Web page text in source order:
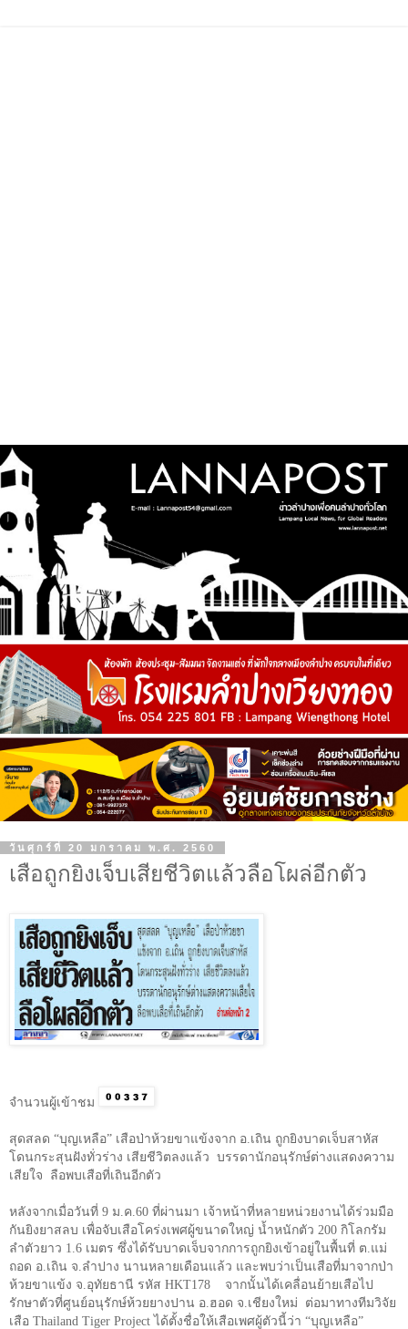
วันศุกร์ที่ 20 มกราคม พ.ศ. 2560
เสือถูกยิงเจ็บเสียชีวิตแล้วลือโผล่อีกตัว
จำนวนผู้เข้าชม
สุดสลด “บุญเหลือ” เสือป่าห้วยขาแข้งจาก อ.เถิน ถูกยิงบาดเจ็บสาหัส
โดนกระสุนฝังทั่วร่าง เสียชีวิตลงแล้ว บรรดานักอนุรักษ์ต่างแสดงความ
เสียใจ
ลือพบเสือที่เถินอีกตัว
หลังจากเมื่อวันที่ 9 ม.ค. 60 ที่ผ่านมา เจ้าหน้าที่หลายหน่วยงานได้ร่วมมือ
กันยิงยาสลบ เพื่อจับเสือโคร่งเพศผู้ขนาดใหญ่ น้ำหนักตัว 200 กิโลกรัม
ลำตัวยาว 1.6 เมตร ซึ่งได้รับบาดเจ็บจากการถูกยิงเข้าอยู่ในพื้นที่ ต.แม่
ถอด อ.เถิน จ.ลำปาง นานหลายเดือนแล้ว และพบว่าเป็นเสือที่มาจากป่า
ห้วยขาแข้ง จ.อุทัยธานี รหัส HKT178 จากนั้นได้เคลื่อนย้ายเสือไป
รักษาตัวที่ศูนย์อนุรักษ์ห้วยยางปาน อ.ฮอด จ.เชียงใหม่ ต่อมาทางทีมวิจัย
เสือ Thailand Tiger Project ได้ตั้งชื่อให้เสือเพศผู้ตัวนี้ว่า “บุญเหลือ”